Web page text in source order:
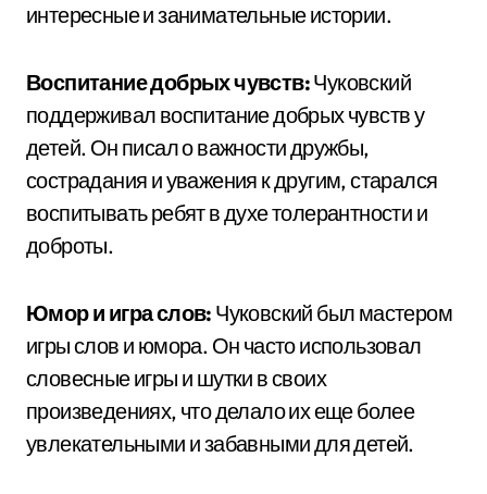
интересные и занимательные истории.
Воспитание добрых чувств:Чуковский
поддерживал воспитание добрых чувств у
детей. Он писал о важности дружбы,
сострадания и уважения к другим, старался
воспитывать ребят в духе толерантности и
доброты.
Юмор и игра слов: Чуковский был мастером
игры слов и юмора. Он часто использовал
словесные игры и шутки в своих
произведениях, что делало их еще более
увлекательными и забавными для детей.